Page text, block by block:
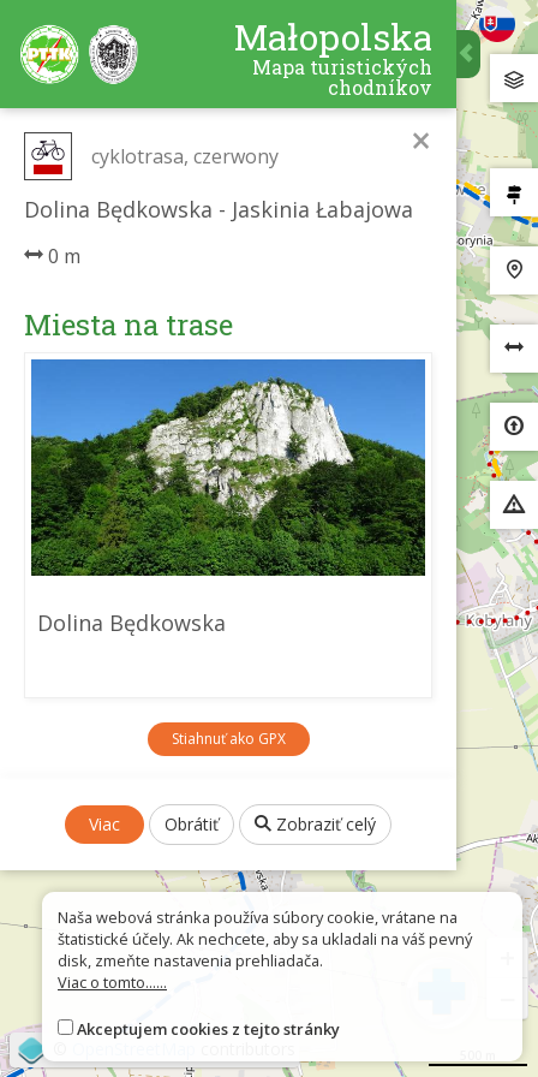
Małopolska
Mapa turistických
chodníkov
×
cyklotrasa, czerwony
Dolina Będkowska - Jaskinia Łabajowa
0 m
Miesta na trase
Dolina Będkowska
Stiahnuť ako GPX
Viac Obrátiť Zobraziť celý
Naša webová stránka používa súbory cookie, vrátane na
štatistické účely. Ak nechcete, aby sa ukladali na váš pevný
disk, zmeňte nastavenia prehliadača.
Viac o tomto......
Akceptujem cookies z tejto stránky